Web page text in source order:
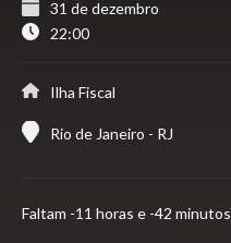
31 de dezembro
22:00
Ilha Fiscal
Rio de Janeiro - RJ
Faltam -11 horas e -42